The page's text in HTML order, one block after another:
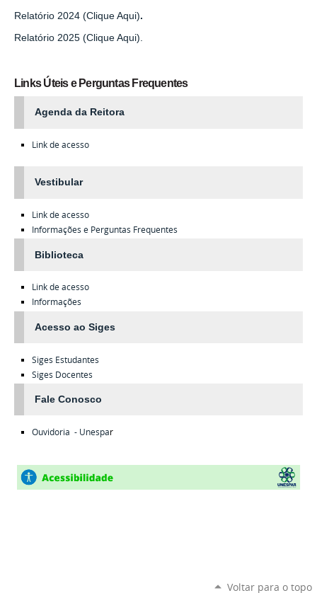
Relatório 2024 (Clique Aqui).
Relatório 2025 (Clique Aqui).
Links Úteis e Perguntas Frequentes
Agenda da Reitora
Link de acesso
Vestibular
Link de acesso
Informações e Perguntas Frequentes
Biblioteca
Link de acesso
Informações
Acesso ao Siges
Siges Estudantes
Siges Docentes
Fale Conosco
Ouvidoria - Unespar
Voltar para o topo